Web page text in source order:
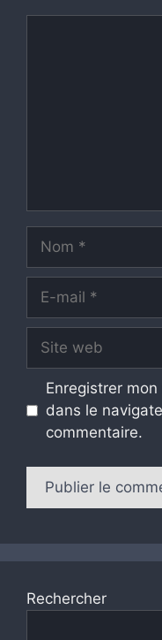
Nom
Site
Enregistrer
dans le
commentaire.
Rechercher